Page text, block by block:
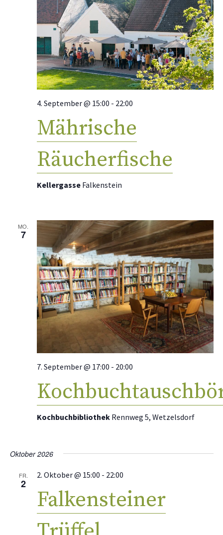
4. September @ 15:00 - 22:00
Mährische
Räucherfische
Kellergasse Falkenstein
MO.
7
7. September @ 17:00 - 20:00
Kochbuchbibliothek Rennweg 5, Wetzelsdorf
Oktober 2026
FR.
2
2. Oktober @ 15:00 - 22:00
Falkensteiner